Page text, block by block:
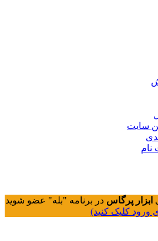
سایت
نام
ابزار پرگاس در برنامه "بله" عضو شوید
ورود کلیک کنید)